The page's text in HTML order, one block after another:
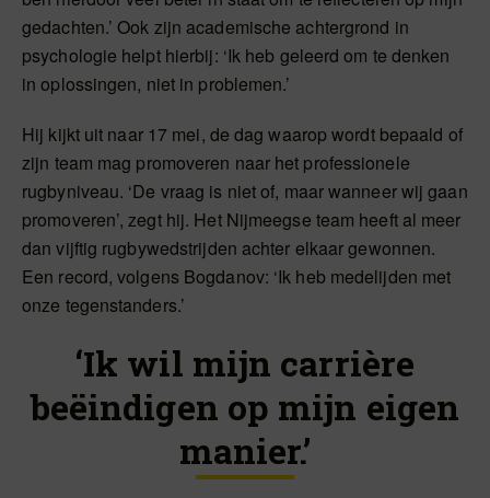
gedachten.’ Ook zijn academische achtergrond in
psychologie helpt hierbij: ‘Ik heb geleerd om te denken
in oplossingen, niet in problemen.’
Hij kijkt uit naar 17 mei, de dag waarop wordt bepaald of
zijn team mag promoveren naar het professionele
rugbyniveau. ‘De vraag is niet of, maar wanneer wij gaan
promoveren’, zegt hij. Het Nijmeegse team heeft al meer
dan vijftig rugbywedstrijden achter elkaar gewonnen.
Een record, volgens Bogdanov: ‘Ik heb medelijden met
onze tegenstanders.’
‘Ik wil mijn carrière
beëindigen op mijn eigen
manier.’